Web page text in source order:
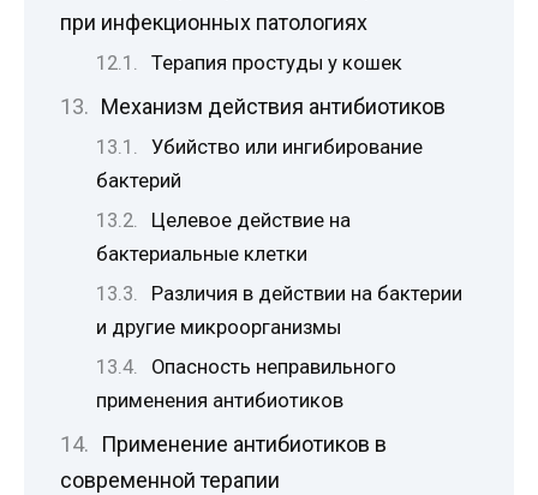
при инфекционных патологиях
Терапия простуды у кошек
Механизм действия антибиотиков
Убийство или ингибирование
бактерий
Целевое действие на
бактериальные клетки
Различия в действии на бактерии
и другие микроорганизмы
Опасность неправильного
применения антибиотиков
Применение антибиотиков в
современной терапии